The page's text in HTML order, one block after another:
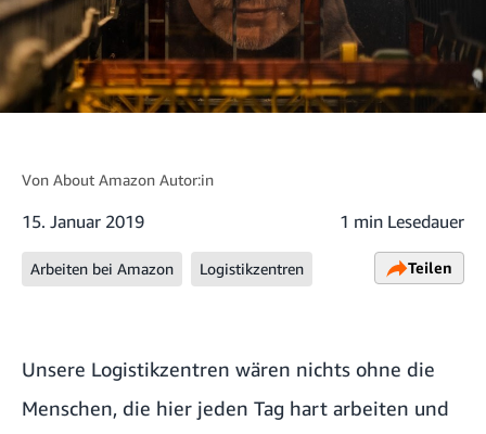
Von About Amazon Autor:in
15. Januar 2019 1 min Lesedauer
Arbeiten bei Amazon Logistikzentren Teilen
Unsere Logistikzentren wären nichts ohne die
Menschen, die hier jeden Tag hart arbeiten und